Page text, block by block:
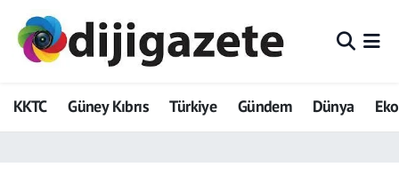
KKTC Güney Kıbrıs Türkiye Gündem Dünya
ADVERTORIAL
Dijigazete
Hava Durumu
Trafik Durumu